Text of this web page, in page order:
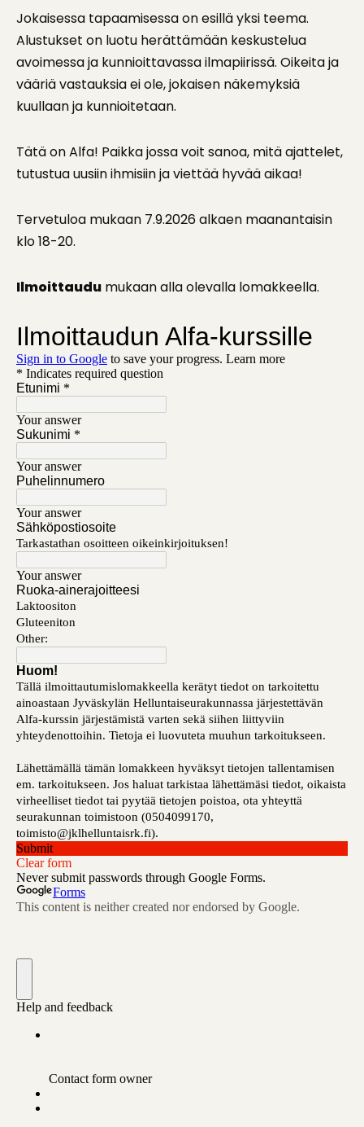
Jokaisessa tapaamisessa on esillä yksi teema.
Alustukset on luotu herättämään keskustelua
avoimessa ja kunnioittavassa ilmapiirissä. Oikeita ja
vääriä vastauksia ei ole, jokaisen näkemyksiä
kuullaan ja kunnioitetaan.
Tätä on Alfa! Paikka jossa voit sanoa, mitä ajattelet,
tutustua uusiin ihmisiin ja viettää hyvää aikaa!
Tervetuloa mukaan 7.9.2026 alkaen maanantaisin
klo 18-20.
Ilmoittaudu mukaan alla olevalla lomakkeella.